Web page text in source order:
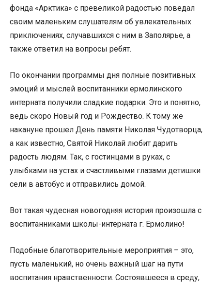
фонда «Арктика» с превеликой радостью поведал
своим маленьким слушателям об увлекательных
приключениях, случавшихся с ним в Заполярье, а
также ответил на вопросы ребят.
По окончании программы дня полные позитивных
эмоций и мыслей воспитанники ермолинского
интерната получили сладкие подарки. Это и понятно,
ведь скоро Новый год и Рождество. К тому же
накануне прошел День памяти Николая Чудотворца,
а как известно, Святой Николай любит дарить
радость людям. Так, с гостинцами в руках, с
улыбками на устах и счастливыми глазами детишки
сели в автобус и отправились домой.
Вот такая чудесная новогодняя история произошла с
воспитанниками школы-интерната г. Ермолино!
Подобные благотворительные мероприятия – это,
пусть маленький, но очень важный шаг на пути
воспитания нравственности. Состоявшееся в среду,